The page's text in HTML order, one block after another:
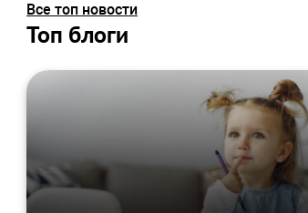
Все топ новости
Топ блоги